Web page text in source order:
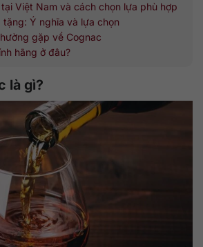
Việt Nam và cách chọn lựa phù hợp
tặng: Ý nghĩa và lựa chọn
gặp về Cognac
hãng ở đâu?
là gì?